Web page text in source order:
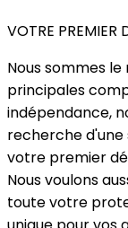
VOTRE PREMIER
Nous sommes
principales
indépendance,
recherche d'une
votre premier
Nous voulons
toute votre